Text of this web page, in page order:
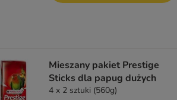
Mieszany pakiet Prestige
Sticks dla papug dużych
4 x 2 sztuki (560g)